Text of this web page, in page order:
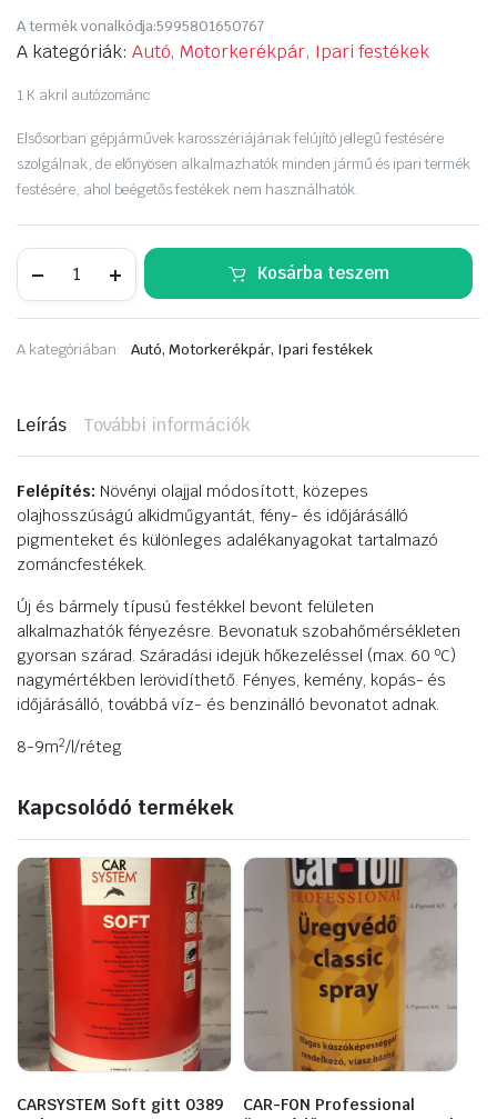
A termék vonalkódja:5995801650767
A kategóriák: Autó, Motorkerékpár, Ipari festékek
1 K akril autózománc
Elsősorban gépjárművek karosszériájának felújító jellegű festésére
szolgálnak, de előnyösen alkalmazhatók minden jármű és ipari termék
festésére, ahol beégetős festékek nem használhatók.
autózománc
0,75L
mennyiség
Kosárba teszem
A kategóriában: Autó, Motorkerékpár, Ipari festékek
Leírás További információk
Felépítés: Növényi olajjal módosított, közepes
olajhosszúságú alkidműgyantát, fény- és időjárásálló
pigmenteket és különleges adalékanyagokat tartalmazó
zománcfestékek.
Új és bármely típusú festékkel bevont felületen
alkalmazhatók fényezésre. Bevonatuk szobahőmérsékleten
gyorsan szárad. Száradási idejük hőkezeléssel (max. 60oC)
nagymértékben lerövidíthető. Fényes, kemény, kopás- és
időjárásálló, továbbá víz- és benzinálló bevonatot adnak.
8-9m2/l/réteg
Kapcsolódó termékek
CARSYSTEM Soft gitt 0389
CAR-FON Professional